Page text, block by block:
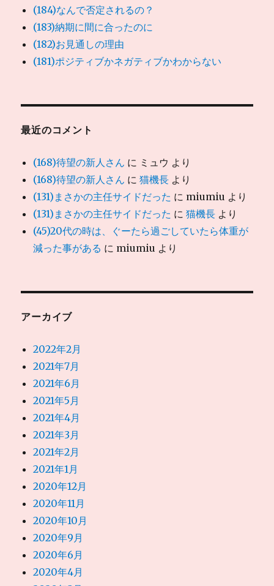
(184)なんで否定されるの？
(183)納期に間に合ったのに
(182)お見通しの理由
(181)ポジティブかネガティブかわからない
最近のコメント
(168)待望の新人さん に ミュウ より
(168)待望の新人さん に猫機長 より
(131)まさかの主任サイドだった に miumiu より
(131)まさかの主任サイドだった に猫機長 より
(45)20代の時は、ぐーたら過ごしていたら体重が
減った事がある に miumiu より
アーカイブ
2022年2月
2021年7月
2021年6月
2021年5月
2021年4月
2021年3月
2021年2月
2021年1月
2020年12月
2020年11月
2020年10月
2020年9月
2020年6月
2020年4月